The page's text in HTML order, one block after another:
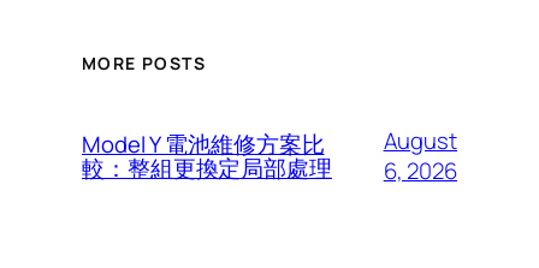
MORE POSTS
Model Y 電池維修方案比
較：整組更換定局部處理
August
6, 2026